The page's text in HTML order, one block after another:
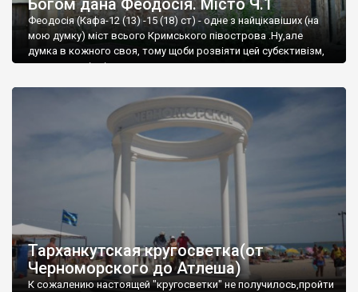
Феодосія (Кафа-12 (13) -15 (18) ст) - одне з найцікавіших (на
мою думку) міст всього Кримського півострова .Ну,але
думка в кожного своя, тому щоби розвіяти цей субєктивізм,
запрошую відвідати це
Тарханкутская кругосветка(от
Черноморского до Атлеша)
К сожалению настоящей "кругосветки" не получилось,пройти